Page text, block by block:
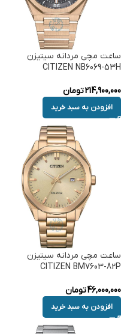
ساعت مچی مردانه سیتیزن
CITIZEN NB6069-53H
214,900,000تومان
افزودن به سبد خرید
ساعت مچی مردانه سیتیزن
CITIZEN BM7603-82P
46,000,000تومان
افزودن به سبد خرید